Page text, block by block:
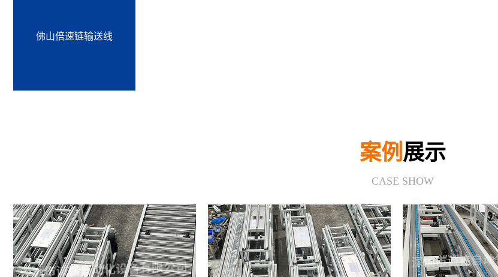
佛山倍速链输送线
案例展示
CASE SHOW